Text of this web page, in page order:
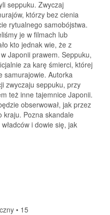
seppuku. Zwyczaj
którzy bez cienia
rytualnego samobójstwa.
je w filmach lub
kto jednak wie, że z
Japonii prawem. Seppuku,
za karę śmierci, której
samurajowie. Autorka
zwyczaju seppuku, przy
też inne tajemnice Japonii.
obserwował, jak przez
kraju. Pozna skandale
i dowie się, jak
• 15